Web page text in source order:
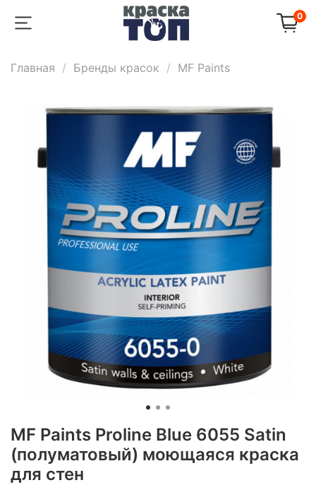
0
Главная Бренды красок MF Paints
MF Paints Proline Blue 6055 Satin
(полуматовый) моющаяся краска
для стен